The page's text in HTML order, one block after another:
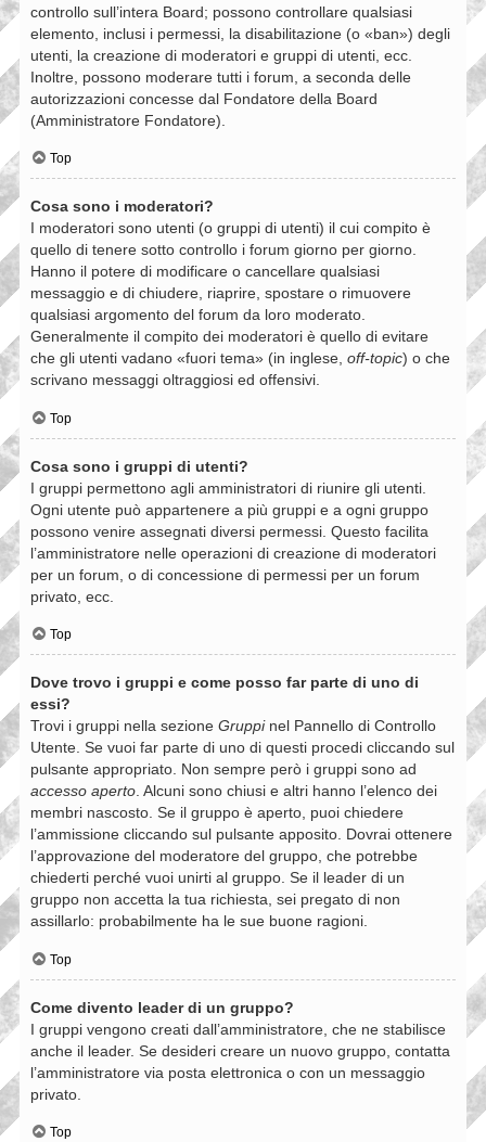
controllo sull’intera Board; possono controllare qualsiasi
elemento, inclusi i permessi, la disabilitazione (o «ban») degli
utenti, la creazione di moderatori e gruppi di utenti, ecc.
Inoltre, possono moderare tutti i forum, a seconda delle
autorizzazioni concesse dal Fondatore della Board
(Amministratore Fondatore).
Top
Cosa sono i moderatori?
I moderatori sono utenti (o gruppi di utenti) il cui compito è
quello di tenere sotto controllo i forum giorno per giorno.
Hanno il potere di modificare o cancellare qualsiasi
messaggio e di chiudere, riaprire, spostare o rimuovere
qualsiasi argomento del forum da loro moderato.
Generalmente il compito dei moderatori è quello di evitare
che gli utenti vadano «fuori tema» (in inglese, off-topic) o che
scrivano messaggi oltraggiosi ed offensivi.
Top
Cosa sono i gruppi di utenti?
I gruppi permettono agli amministratori di riunire gli utenti.
Ogni utente può appartenere a più gruppi e a ogni gruppo
possono venire assegnati diversi permessi. Questo facilita
l’amministratore nelle operazioni di creazione di moderatori
per un forum, o di concessione di permessi per un forum
privato, ecc.
Top
Dove trovo i gruppi e come posso far parte di uno di
essi?
Trovi i gruppi nella sezione Gruppinel Pannello di Controllo
Utente. Se vuoi far parte di uno di questi procedi cliccando sul
pulsante appropriato. Non sempre però i gruppi sono ad
accesso aperto. Alcuni sono chiusi e altri hanno l’elenco dei
membri nascosto. Se il gruppo è aperto, puoi chiedere
l’ammissione cliccando sul pulsante apposito. Dovrai ottenere
l’approvazione del moderatore del gruppo, che potrebbe
chiederti perché vuoi unirti al gruppo. Se il leader di un
gruppo non accetta la tua richiesta, sei pregato di non
assillarlo: probabilmente ha le sue buone ragioni.
Top
Come divento leader di un gruppo?
I gruppi vengono creati dall’amministratore, che ne stabilisce
anche il leader. Se desideri creare un nuovo gruppo, contatta
l’amministratore via posta elettronica o con un messaggio
privato.
Top